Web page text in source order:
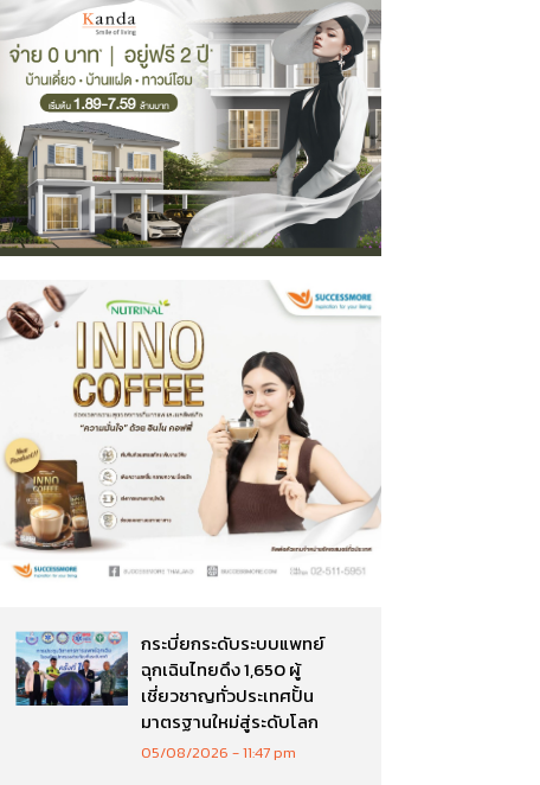
กระบี่ยกระดับระบบแพทย์
ฉุกเฉินไทยดึง 1,650 ผู้
เชี่ยวชาญทั่วประเทศปั้น
มาตรฐานใหม่สู่ระดับโลก
05/08/2026 11:47 pm